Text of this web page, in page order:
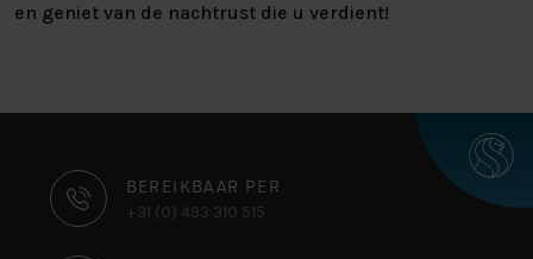
en geniet van de nachtrust die u verdient!
CONTACT
INFORMATIE
BEREIKBAAR PER
+31 (0) 493 310 515